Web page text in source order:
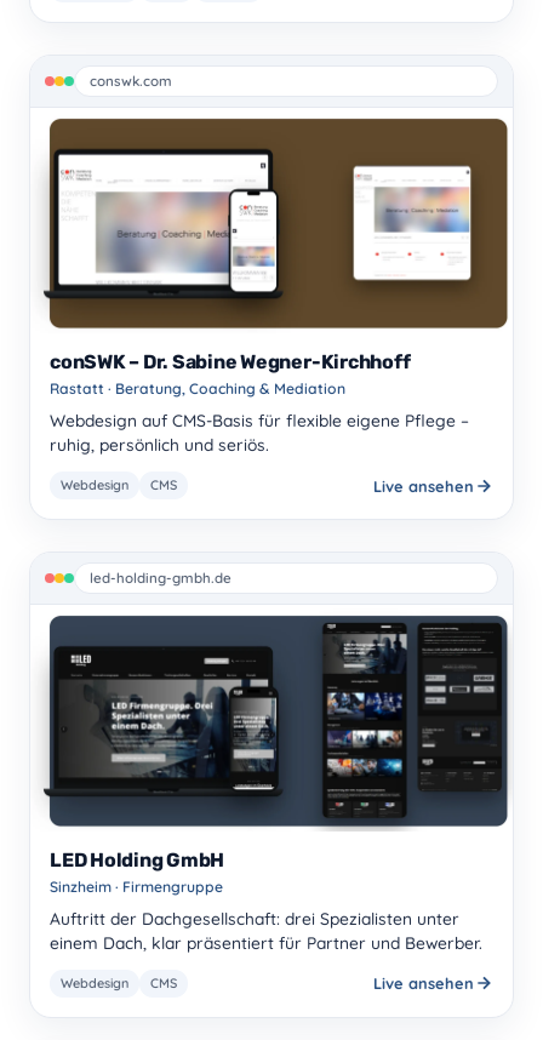
conswk.com
conSWK – Dr. Sabine Wegner-Kirchhoff
Rastatt · Beratung, Coaching & Mediation
Webdesign auf CMS-Basis für flexible eigene Pflege –
ruhig, persönlich und seriös.
Webdesign CMS Live ansehen
led-holding-gmbh.de
LED Holding GmbH
Sinzheim · Firmengruppe
Auftritt der Dachgesellschaft: drei Spezialisten unter
einem Dach, klar präsentiert für Partner und Bewerber.
Webdesign CMS Live ansehen